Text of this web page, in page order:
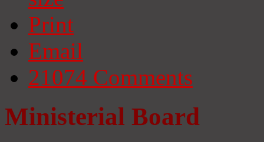
Print
Email
21074 Comments
Ministerial Board